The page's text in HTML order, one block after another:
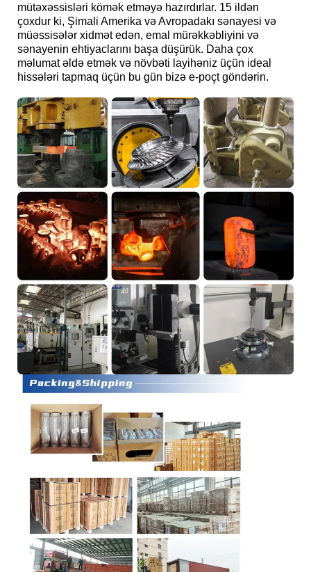
mütəxəssisləri kömək etməyə hazırdırlar. 15 ildən
çoxdur ki, Şimali Amerika və Avropadakı sənayesi və
müəssisələr xidmət edən, emal mürəkkəbliyini və
sənayenin ehtiyaclarını başa düşürük. Daha çox
məlumat əldə etmək və növbəti layihəniz üçün ideal
hissələri tapmaq üçün bu gün bizə e-poçt göndərin.